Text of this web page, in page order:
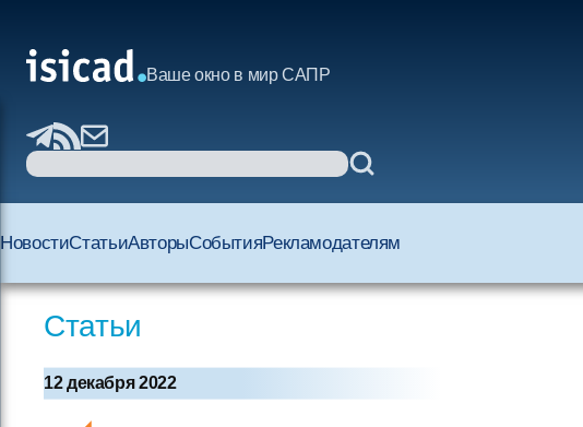
Ваше окно в мир САПР
НовостиСтатьиАвторыСобытияРекламодателям
Статьи
12 декабря 2022